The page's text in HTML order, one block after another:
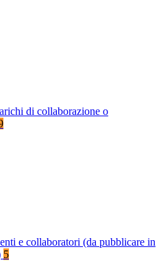
di collaborazione o
e collaboratori (da pubblicare in
5